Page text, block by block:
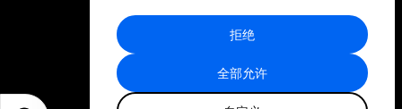
全部允许
拒绝
站点地图